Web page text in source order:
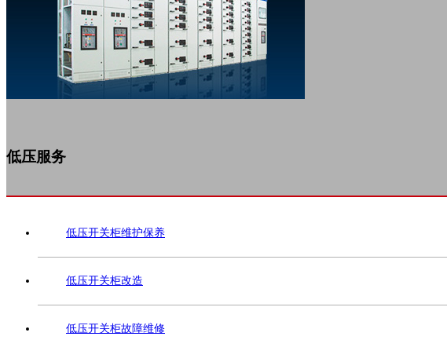
低压服务
低压开关柜维护保养
低压开关柜改造
低压开关柜故障维修